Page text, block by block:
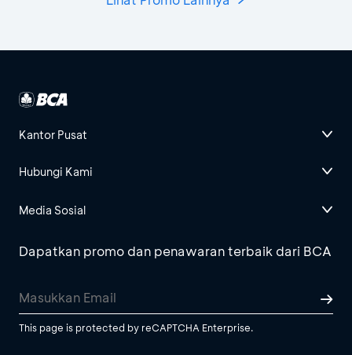
Kantor Pusat
Hubungi Kami
Media Sosial
Dapatkan promo dan penawaran terbaik dari BCA
This page is protected by reCAPTCHA Enterprise.